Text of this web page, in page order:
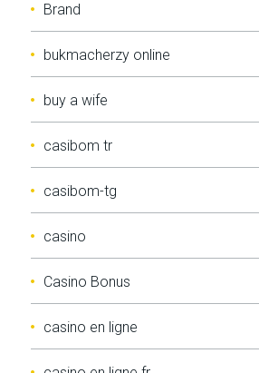
Brand
bukmacherzy online
buy a wife
casibom tr
casibom-tg
casino
Casino Bonus
casino en ligne